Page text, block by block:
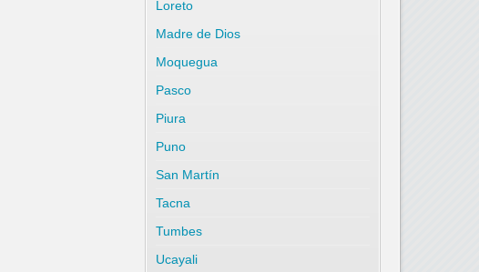
Loreto
Madre de Dios
Moquegua
Pasco
Piura
Puno
San Martín
Tacna
Tumbes
Ucayali